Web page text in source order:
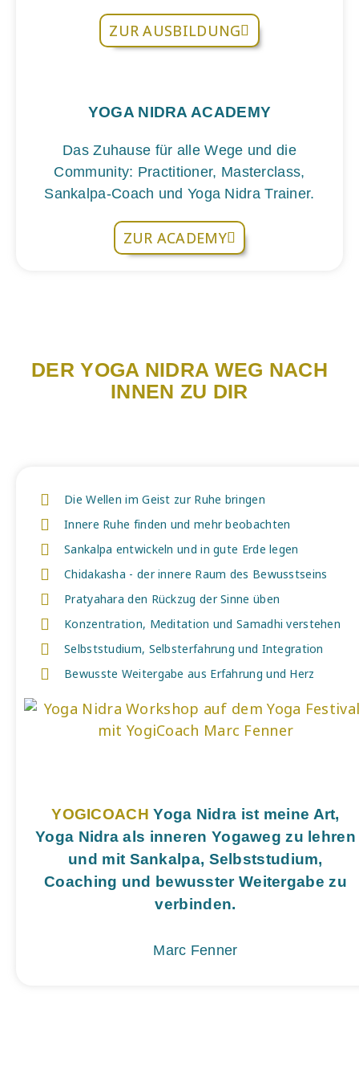
ZUR AUSBILDUNG
YOGA NIDRA ACADEMY
Das Zuhause für alle Wege und die
Community: Practitioner, Masterclass,
Sankalpa-Coach und Yoga Nidra Trainer.
ZUR ACADEMY
DER YOGA NIDRA WEG NACH
INNEN ZU DIR
Die Wellen im Geist zur Ruhe bringen
Innere Ruhe finden und mehr beobachten
Sankalpa entwickeln und in gute Erde legen
Chidakasha - der innere Raum des Bewusstseins
Pratyahara den Rückzug der Sinne üben
Konzentration, Meditation und Samadhi verstehen
Selbststudium, Selbsterfahrung und Integration
Bewusste Weitergabe aus Erfahrung und Herz
YOGICOACHYoga Nidra ist meine Art,
Yoga Nidra als inneren Yogaweg zu lehren
und mit Sankalpa, Selbststudium,
Coaching und bewusster Weitergabe zu
verbinden.
Marc Fenner